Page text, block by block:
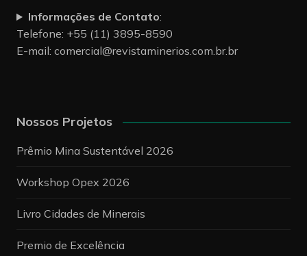
Informações de Contato:
Telefone: +55 (11) 3895-8590
E-mail: comercial@revistaminerios.com.br.br
Nossos Projetos
Prêmio Mina Sustentável 2026
Workshop Opex 2026
Livro Cidades de Minerais
Premio de Excelência